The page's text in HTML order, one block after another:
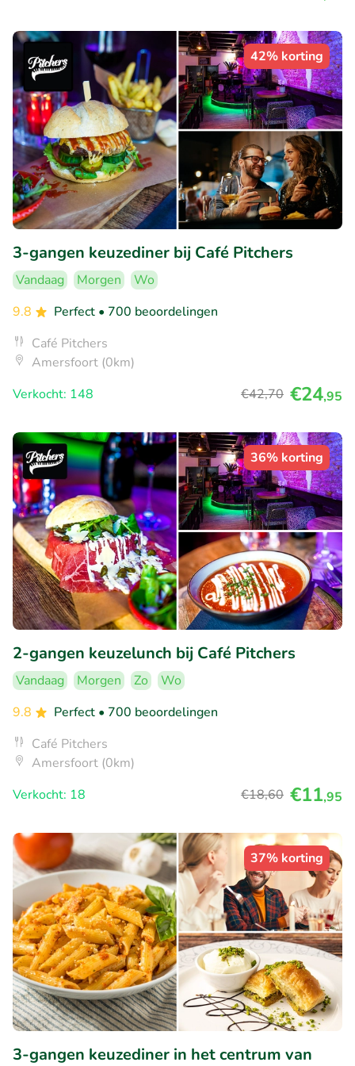
42% korting
3-gangen keuzediner bij Café Pitchers
Vandaag Morgen
Wo
9.8
Perfect • 700 beoordelingen
Café Pitchers
Amersfoort (0km)
Verkocht: 148
€42,70 €24,95
36% korting
2-gangen keuzelunch bij Café Pitchers
Vandaag Morgen Zo
Wo
9.8
Perfect • 700 beoordelingen
Café Pitchers
Amersfoort (0km)
Verkocht: 18
€18,60 €11,95
37% korting
3-gangen keuzediner in het centrum van